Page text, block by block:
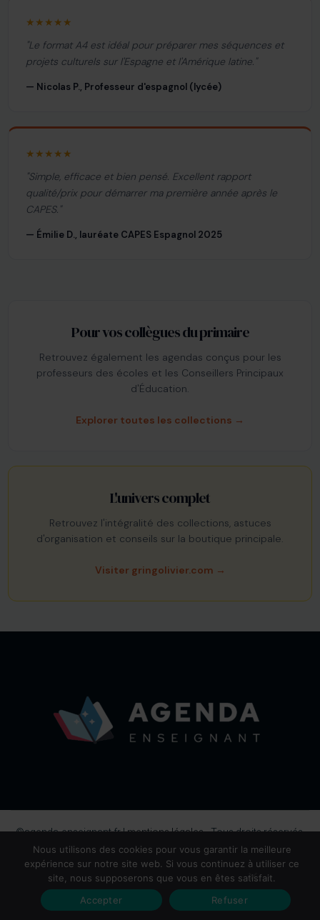
★★★★★
"Le format A4 est idéal pour préparer mes séquences et
projets culturels sur l'Espagne et l'Amérique latine."
— Nicolas P., Professeur d'espagnol (lycée)
★★★★★
"Simple, efficace et bien pensé. Excellent rapport
qualité/prix pour démarrer ma première année après le
CAPES."
— Émilie D., lauréate CAPES Espagnol 2025
Pour vos collègues du primaire
Retrouvez également les agendas conçus pour les
professeurs des écoles et les Conseillers Principaux
d'Éducation.
Explorer toutes les collections →
L'univers complet
Retrouvez l'intégralité des collections, astuces
d'organisation et conseils sur la boutique principale.
Visiter gringolivier.com →
©agenda-enseignant.fr |mentions légales- Tous droits réservés,
2026.
Nous utilisons des cookies pour vous garantir la meilleure
expérience sur notre site web. Si vous continuez à utiliser ce
site, nous supposerons que vous en êtes satisfait.
Accepter
Refuser